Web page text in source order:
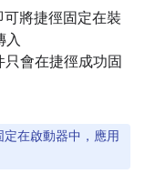
可將捷徑固定在裝
入
會在捷徑成功固
在啟動器中，應用